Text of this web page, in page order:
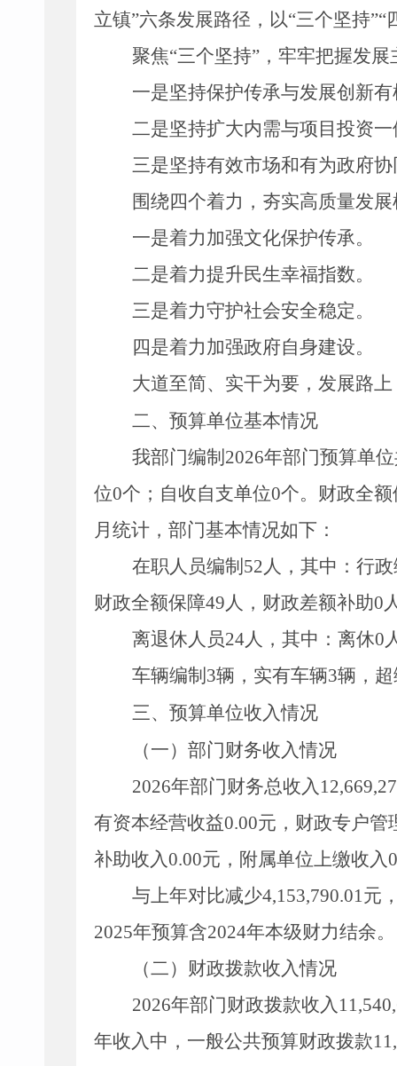
立镇”六条发展路径，以“三个坚持”“
聚焦“三个坚持” ，牢牢把握发
一是坚持保护传承与发展创新
二是坚持扩大内需与项目投资
三是坚持有效市场和有为政府
围绕四个着力，夯实高质量发
一是着力加强文化保护传承。
二是着力提升民生幸福指数。
三是着力守护社会安全稳定。
四是着力加强政府自身建设。
大道至简、实干为要，发展路
二、预算单位基本情况
我部门编制 2026年部门预算单
位0个；自收自支单位0个。财政全
月统计，部门基本情况如下：
在职人员编制 52人，其中：行
财政全额保障49人，财政差额补助0
离退休人员24人，其中：离休0
车辆编制 3辆，实有车辆3辆，
三、预算单位收入情况
（一）部门财务收入情况
2026年部门财务总收入
有资本经营收益0.00元，财政专户管
补助收入0.00元，附属单位上缴收入
与上年对比减少4,153,790.01元
2025年预算含2024年本级财力结余。
（二）财政拨款收入情况
2026年部门财政拨款收入
年收入中，一般公共预算财政拨款